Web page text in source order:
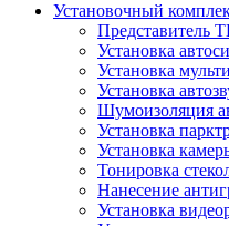
Установочный
Представитель
Установка
Установка
Установка
Шумоизоляция
Установка
Установка
Тонировка
Нанесение
Установка